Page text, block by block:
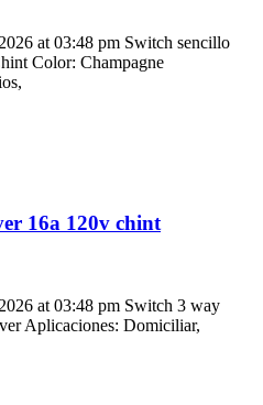
at 03:48 pm Switch sencillo
Color: Champagne
16a 120v chint
at 03:48 pm Switch 3 way
Aplicaciones: Domiciliar,